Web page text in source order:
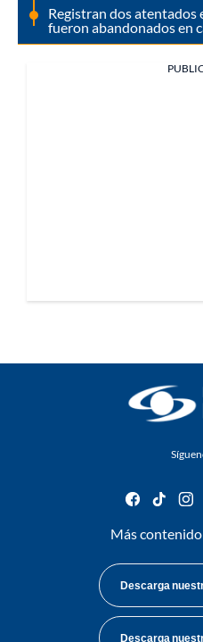
Registran dos atentados
fueron abandonados en
facebook
tiktok
Más
Descarga
Descarga